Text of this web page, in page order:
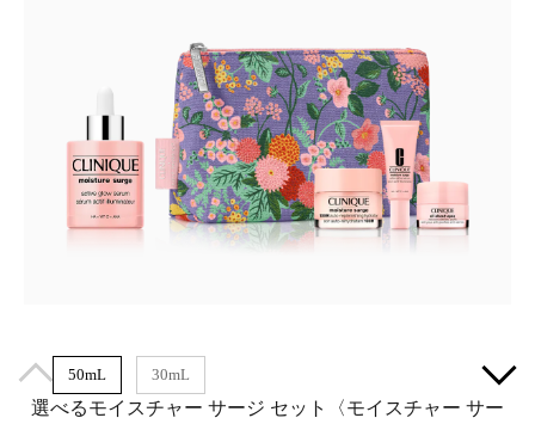
50mL 30mL
選べるモイスチャー サージ セット〈モイスチャー サー